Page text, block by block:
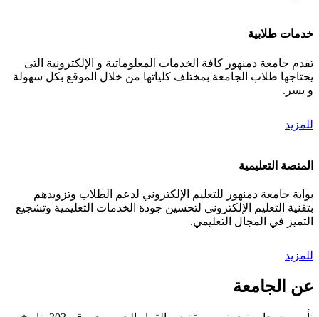
خدمات طلابية
تقدم جامعة دمنهور كافة الخدمات المعلوماتية و الإلكترونية التى
يحتاجها طلاب الجامعة بمختلف كلياتها من خلال الموقع بكل سهولة
و يسر.
للمزيد
المنصة التعليمية
بوابة جامعة دمنهور للتعليم الإلكتروني لدعم الطلاب وتزويدهم
بتقنية التعليم الإلكتروني لتحسين جودة الخدمات التعليمية وتشجيع
التميز في المجال التعليمي.
للمزيد
عن الجامعة